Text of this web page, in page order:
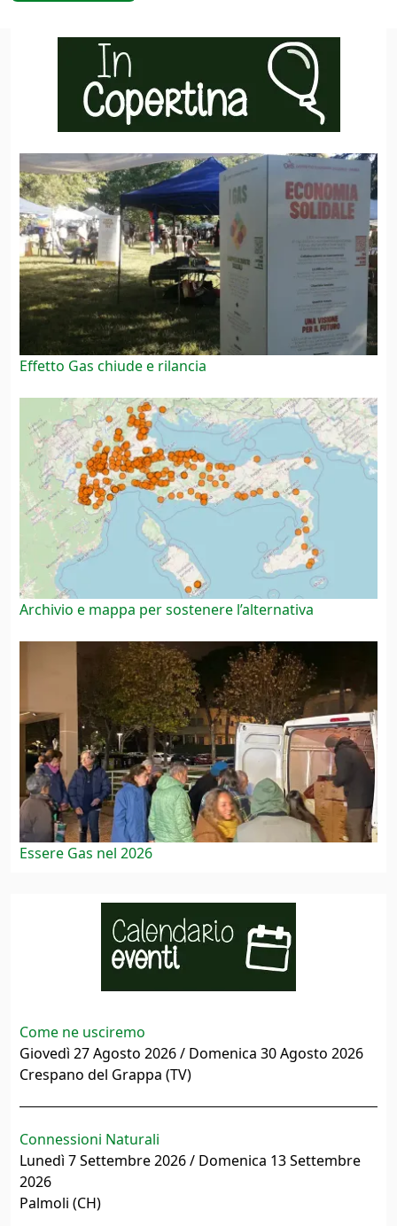
Effetto Gas chiude e rilancia
Archivio e mappa per sostenere l’alternativa
Essere Gas nel 2026
Come ne usciremo
Giovedì 27 Agosto 2026 / Domenica 30 Agosto 2026
Crespano del Grappa (TV)
Connessioni Naturali
Lunedì 7 Settembre 2026 / Domenica 13 Settembre
2026
Palmoli (CH)